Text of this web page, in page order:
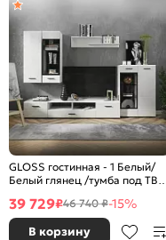
GLOSS гостинная - 1 Белый/
Белый глянец /тумба под ТВ
39 729₽46 740 ₽-15%
В корзину